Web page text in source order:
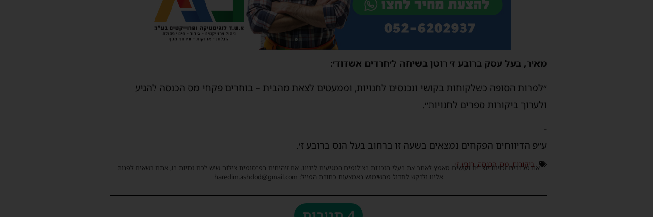
מאיר, בעל עסק ברובע ז׳ רוטן בשיחה ל׳חרדים אשדוד׳:
״למרות הסופה כשלקוחות בקושי ונכנסים לחנויות, וממעטים לצאת מהבית – בוחרים פקחי מס הכנסה להגיע
ולערוך ביקורות ספרים לחנויות״.
-
ע״פ הדיווחים הפקחים נמצאים בשעה זו ברחוב בעל הנס ברובע ז׳.
ביקורות,מס' הכנסה,רובע ז׳
אנו מכבדים זכויות יוצרים ועושים מאמץ לאתר את בעלי הזכויות בצילומים המגיעים לידינו. אם זיהיתים בפרסומינו צילום שיש לכם זכויות בו, אתם רשאים לפנות
אלינו ולבקש לחדול מהשימוש באמצעות כתובת המייל: haredim.ashdod@gmail.com